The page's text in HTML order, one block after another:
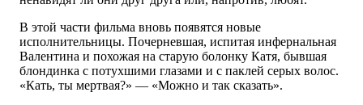
В этой части фильма вновь появятся новые
исполнительницы. Почерневшая, испитая инфернальная
Валентина и похожая на старую болонку Катя, бывшая
блондинка с потухшими глазами и с паклей серых волос.
«Кать, ты мертвая?» — «Можно и так сказать».